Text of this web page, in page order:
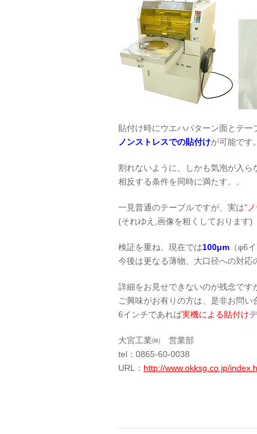
貼付け時にウエハパターン面とテー
ノンストレスでの貼付けが可能です。
割れないように、しかも気泡が入ら
相反する条件を同時に満たす。。
一見普通のテーブルですが、実は”
(それゆえ,画像を粗くしております)
検証を重ね、現在では100μm （φ6
今後は更なる薄物、大口径への対応
詳細をお見せできないのが残念です
ご興味がお有りの方は、是非お問い
6インチであれば実機による貼付け
大宮工業㈱ 営業部
tel：0865-60-0038
URL： http://www.okksg.co.jp/